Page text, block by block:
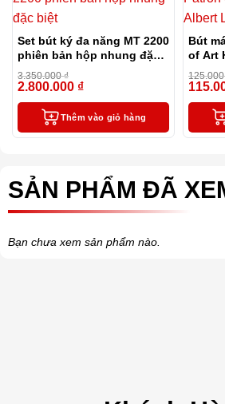
Set bút ký đa năng MT 2200
phiên bản hộp nhung đặc
biệt
3.350.000₫
2.800.000 ₫
Thêm vào giỏ hàng
Bút
of Art
SẢN PHẨM ĐÃ
Bạn chưa xem sản phẩm nào.